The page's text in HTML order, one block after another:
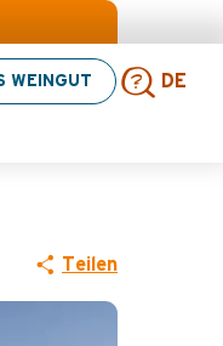
WEINGUT DE
Teilen